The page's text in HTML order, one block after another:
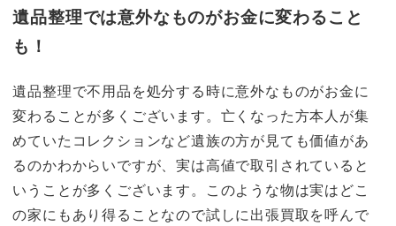
遺品整理では意外なものがお金に変わること
も！
遺品整理で不用品を処分する時に意外なものがお金に
変わることが多くございます。亡くなった方本人が集
めていたコレクションなど遺族の方が見ても価値があ
るのかわからいですが、実は高値で取引されていると
いうことが多くございます。このような物は実はどこ
の家にもあり得ることなので試しに出張買取を呼んで